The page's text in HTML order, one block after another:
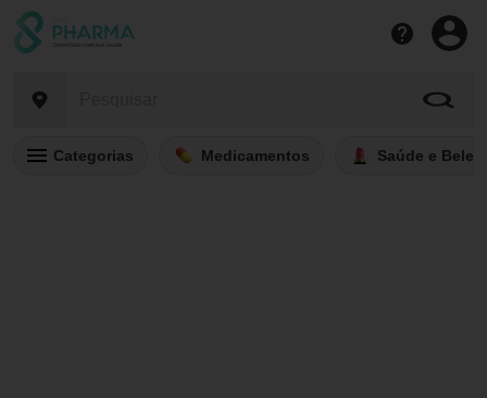
Categorias Medicamentos Saúde e